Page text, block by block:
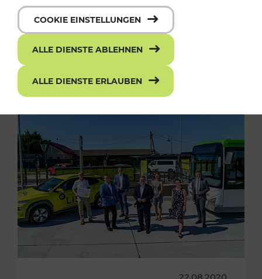
COOKIE EINSTELLUNGEN
ALLE DIENSTE ABLEHNEN
ALLE DIENSTE ERLAUBEN